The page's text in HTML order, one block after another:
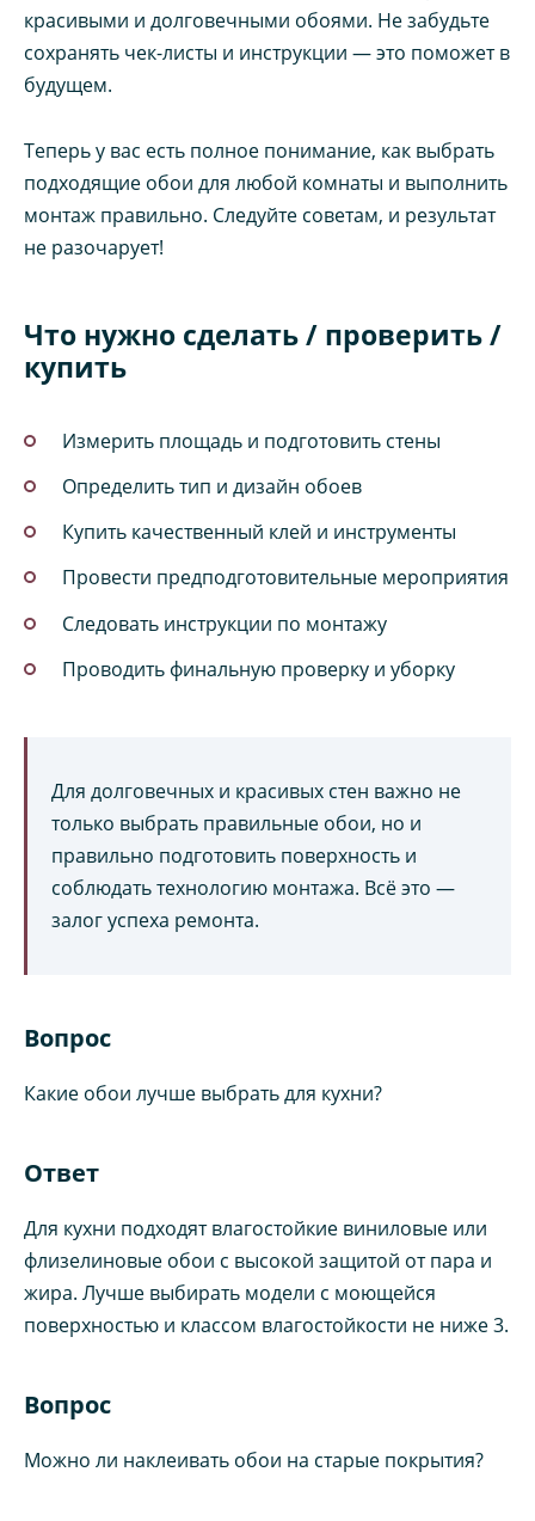
красивыми и долговечными обоями. Не забудьте
сохранять чек-листы и инструкции — это поможет в
будущем.
Теперь у вас есть полное понимание, как выбрать
подходящие обои для любой комнаты и выполнить
монтаж правильно. Следуйте советам, и результат
не разочарует!
Что нужно сделать / проверить /
купить
Измерить площадь и подготовить стены
Определить тип и дизайн обоев
Купить качественный клей и инструменты
Провести предподготовительные мероприятия
Следовать инструкции по монтажу
Проводить финальную проверку и уборку
Для долговечных и красивых стен важно не
только выбрать правильные обои, но и
правильно подготовить поверхность и
соблюдать технологию монтажа. Всё это —
залог успеха ремонта.
Вопрос
Какие обои лучше выбрать для кухни?
Ответ
Для кухни подходят влагостойкие виниловые или
флизелиновые обои с высокой защитой от пара и
жира. Лучше выбирать модели с моющейся
поверхностью и классом влагостойкости не ниже 3.
Вопрос
Можно ли наклеивать обои на старые покрытия?